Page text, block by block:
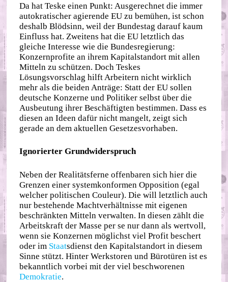
Da hat Teske einen Punkt: Ausgerechnet die immer
autokratischer agierende EU zu bemühen, ist schon
deshalb Blödsinn, weil der Bundestag darauf kaum
Einfluss hat. Zweitens hat die EU letztlich das
gleiche Interesse wie die Bundesregierung:
Konzernprofite an ihrem Kapitalstandort mit allen
Mitteln zu schützen. Doch Teskes
Lösungsvorschlag hilft Arbeitern nicht wirklich
mehr als die beiden Anträge: Statt der EU sollen
deutsche Konzerne und Politiker selbst über die
Ausbeutung ihrer Beschäftigten bestimmen. Dass es
diesen an Ideen dafür nicht mangelt, zeigt sich
gerade an dem aktuellen Gesetzesvorhaben.
Ignorierter Grundwiderspruch
Neben der Realitätsferne offenbaren sich hier die
Grenzen einer systemkonformen Opposition (egal
welcher politischen Couleur). Die will letztlich auch
nur bestehende Machtverhältnisse mit eigenen
beschränkten Mitteln verwalten. In diesen zählt die
Arbeitskraft der Masse per se nur dann als wertvoll,
wenn sie Konzernen möglichst viel Profit beschert
oder im Staatsdienst den Kapitalstandort in diesem
Sinne stützt. Hinter Werkstoren und Bürotüren ist es
bekanntlich vorbei mit der viel beschworenen
Demokratie.